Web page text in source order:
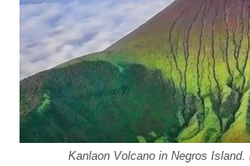
Kanlaon Volcano in Negros Island.